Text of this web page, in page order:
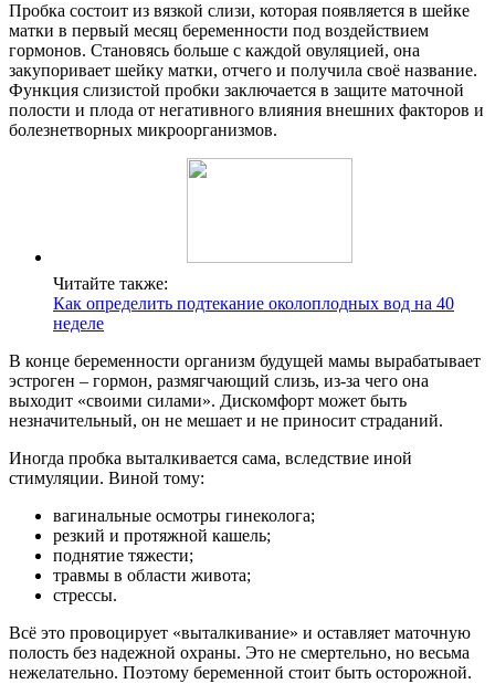
Пробка состоит из вязкой слизи, которая появляется в шейке
матки в первый месяц беременности под воздействием
гормонов. Становясь больше с каждой овуляцией, она
закупоривает шейку матки, отчего и получила своё название.
Функция слизистой пробки заключается в защите маточной
полости и плода от негативного влияния внешних факторов и
болезнетворных микроорганизмов.
Читайте также:
Как определить подтекание околоплодных вод на 40
неделе
В конце беременности организм будущей мамы вырабатывает
эстроген – гормон, размягчающий слизь, из-за чего она
выходит «своими силами». Дискомфорт может быть
незначительный, он не мешает и не приносит страданий.
Иногда пробка выталкивается сама, вследствие иной
стимуляции. Виной тому:
вагинальные осмотры гинеколога;
резкий и протяжной кашель;
поднятие тяжести;
травмы в области живота;
стрессы.
Всё это провоцирует «выталкивание» и оставляет маточную
полость без надежной охраны. Это не смертельно, но весьма
нежелательно. Поэтому беременной стоит быть осторожной.